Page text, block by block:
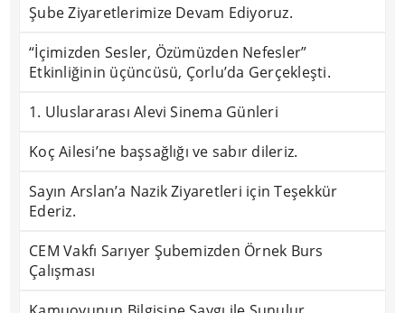
Şube Ziyaretlerimize Devam Ediyoruz.
“İçimizden Sesler, Özümüzden Nefesler”
Etkinliğinin üçüncüsü, Çorlu’da Gerçekleşti.
1. Uluslararası Alevi Sinema Günleri
Koç Ailesi’ne başsağlığı ve sabır dileriz.
Sayın Arslan’a Nazik Ziyaretleri için Teşekkür
Ederiz.
CEM Vakfı Sarıyer Şubemizden Örnek Burs
Çalışması